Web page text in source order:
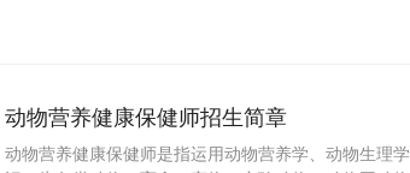
动物营养健康保健师招生简章
动物营养健康保健师是指运用动物营养学、动物生理